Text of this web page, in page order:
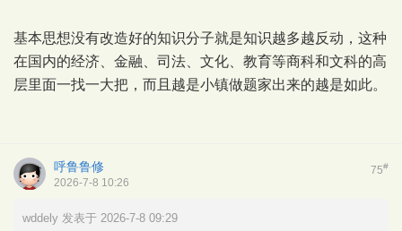
基本思想没有改造好的知识分子就是知识越多越反动，这种
在国内的经济、金融、司法、文化、教育等商科和文科的高
层里面一找一大把，而且越是小镇做题家出来的越是如此。
75#
呼鲁鲁修
2026-7-8 10:26
wddely 发表于 2026-7-8 09:29